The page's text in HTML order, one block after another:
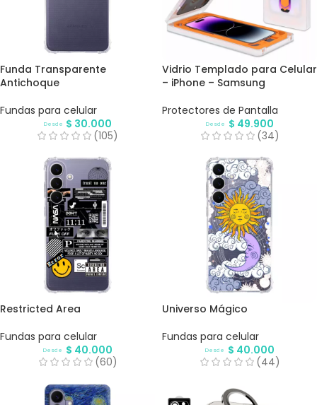
Funda Transparente
Antichoque
Fundas para celular
Desde $ 30.000
(105)
Vidrio Templado para Celular
– iPhone – Samsung
Protectores de Pantalla
Desde $ 49.900
(34)
Restricted Area
Fundas para celular
Desde $ 40.000
(60)
Universo Mágico
Fundas para celular
Desde $ 40.000
(44)